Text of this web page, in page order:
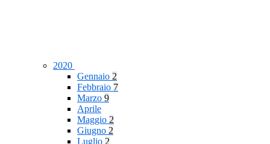
2020
Gennaio 2
Febbraio 7
Marzo 9
Aprile
Maggio 2
Giugno 2
Luglio 2